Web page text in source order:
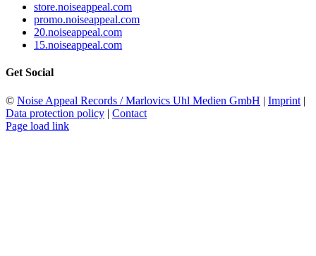
store.noiseappeal.com
promo.noiseappeal.com
20.noiseappeal.com
15.noiseappeal.com
Get Social
© Noise Appeal Records / Marlovics Uhl Medien GmbH | Imprint |
Data protection policy | Contact
Page load link